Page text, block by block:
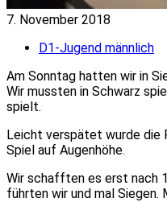
7. November 2018
D1-Jugend männlich
Am Sonntag hatten wir in
Wir mussten in Schwarz
spielt.
Leicht verspätet wurde die
Spiel auf Augenhöhe.
Wir schafften es erst nach
führten wir und mal Siegen.